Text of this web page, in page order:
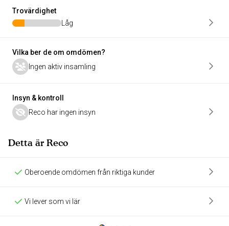
Trovärdighet
Låg
Vilka ber de om omdömen?
Ingen aktiv insamling
Insyn & kontroll
Reco har ingen insyn
Detta är Reco
Oberoende omdömen från riktiga kunder
Vi lever som vi lär